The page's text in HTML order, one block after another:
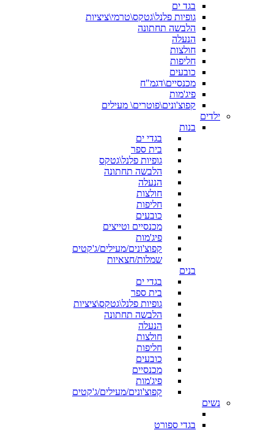
בגד ים
גופיות פלנל\גטקס\טרמי\ציציות
הלבשה תחתונה
הנעלה
חולצות
חליפות
כובעים
מכנסיים\דגמ"ח
פיג'מות
קפוצ'ונים\פוטרים\ מעילים
ילדים
בנות
בגדי ים
בית ספר
גופיות פלנל\גטקס
הלבשה תחתונה
הנעלה
חולצות
חליפות
כובעים
מכנסיים וטייצים
פיג'מות
קפוצ'ונים/מעילים/ג'קטים
שמלות/חצאיות
בנים
בגדי ים
בית ספר
גופיות פלנל\גטקס\ציציות
הלבשה תחתונה
הנעלה
חולצות
חליפות
כובעים
מכנסיים
פיג'מות
קפוצ'ונים/מעילים/ג'קטים
נשים
בגדי ספורט